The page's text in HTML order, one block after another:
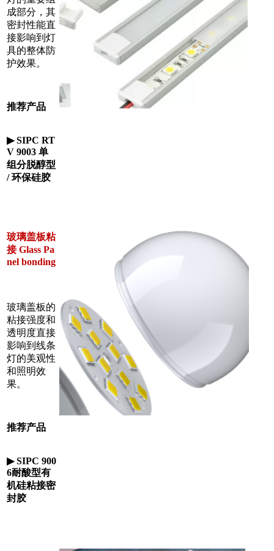
成部分，其
密封性能直
接影响到灯
具的整体防
护效果。
推荐产品
▶SIPC RT
V 9003 单
组分脱醇型
/ 环保硅胶
玻璃盖板粘
接 Glass Pa
nel bonding
玻璃盖板的
粘接强度和
透明度直接
影响到线条
灯的美观性
和照明效
果。
推荐产品
▶SIPC 900
6耐酸型有
机硅粘接密
封胶